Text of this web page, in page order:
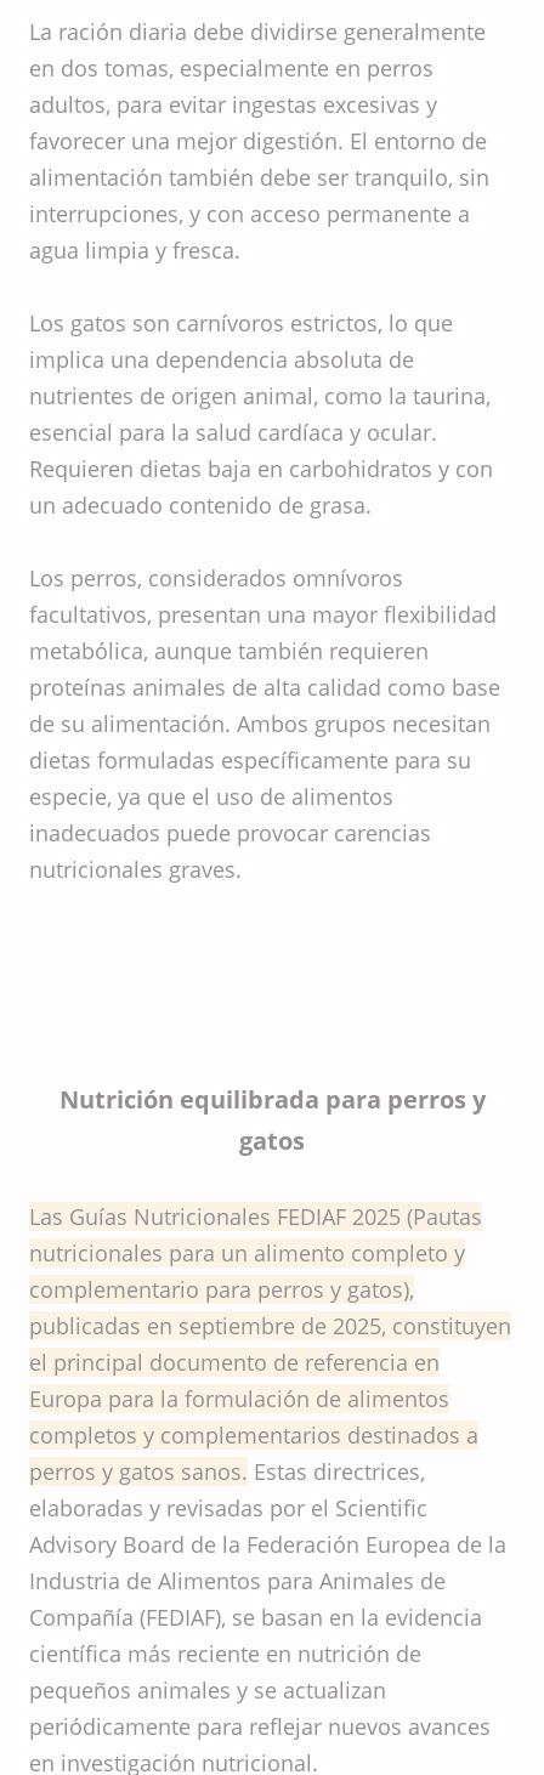
La ración diaria debe dividirse generalmente
en dos tomas, especialmente en perros
adultos, para evitar ingestas excesivas y
favorecer una mejor digestión. El entorno de
alimentación también debe ser tranquilo, sin
interrupciones, y con acceso permanente a
agua limpia y fresca.
Los gatos son carnívoros estrictos, lo que
implica una dependencia absoluta de
nutrientes de origen animal, como la taurina,
esencial para la salud cardíaca y ocular.
Requieren dietas baja en carbohidratos y con
un adecuado contenido de grasa.
Los perros, considerados omnívoros
facultativos, presentan una mayor flexibilidad
metabólica, aunque también requieren
proteínas animales de alta calidad como base
de su alimentación. Ambos grupos necesitan
dietas formuladas específicamente para su
especie, ya que el uso de alimentos
inadecuados puede provocar carencias
nutricionales graves.
Nutrición equilibrada para perros y
gatos
Las Guías Nutricionales FEDIAF 2025 (Pautas
nutricionales para un alimento completo y
complementario para perros y gatos),
publicadas en septiembre de 2025, constituyen
el principal documento de referencia en
Europa para la formulación de alimentos
completos y complementarios destinados a
perros y gatos sanos. Estas directrices,
elaboradas y revisadas por el Scientific
Advisory Board de la Federación Europea de la
Industria de Alimentos para Animales de
Compañía (FEDIAF), se basan en la evidencia
científica más reciente en nutrición de
pequeños animales y se actualizan
periódicamente para reflejar nuevos avances
en investigación nutricional.